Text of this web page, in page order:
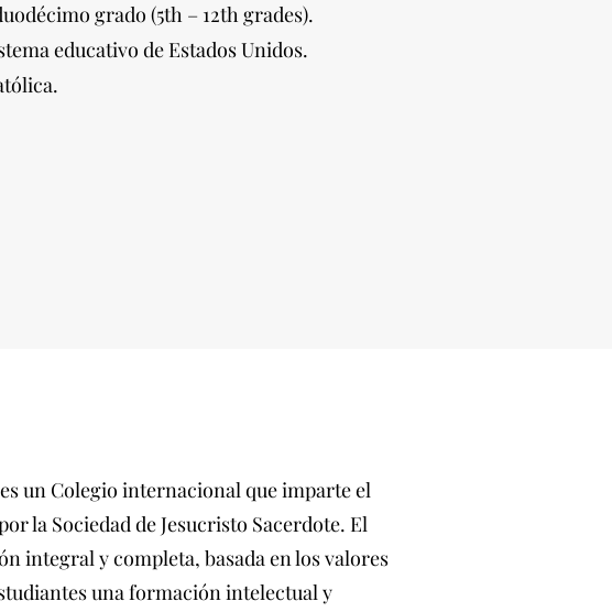
grado (5th – 12th grades).
educativo de Estados Unidos.
un Colegio internacional que imparte el
la Sociedad de Jesucristo Sacerdote. El
integral y completa, basada en los valores
una formación intelectual y